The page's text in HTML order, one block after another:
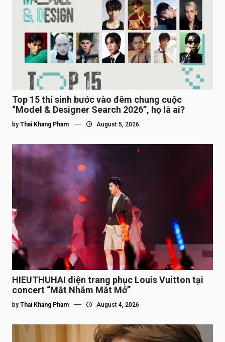
Top 15 thí sinh bước vào đêm chung cuộc
“Model & Designer Search 2026”, họ là ai?
by Thai Khang Pham August 5, 2026
HIEUTHUHAI diện trang phục Louis Vuitton tại
concert “Mắt Nhắm Mắt Mở”
by Thai Khang Pham August 4, 2026